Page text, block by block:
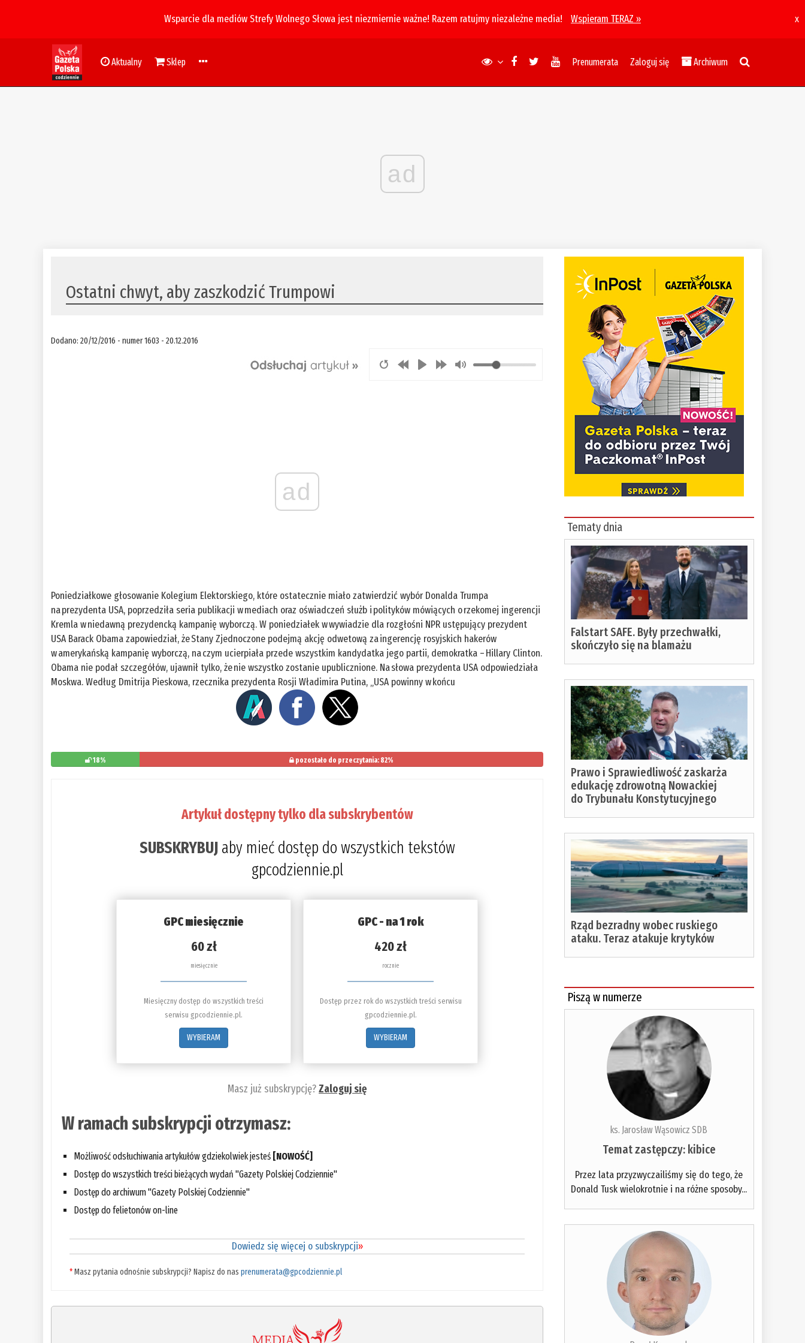
Wsparcie dla mediów Strefy Wolnego Słowa jest niezmiernie ważne! Razem ratujmy niezależne media! Wspieram TERAZ » x
Aktualny Sklep Prenumerata Zaloguj się Archiwum
ad
Ostatni chwyt, aby zaszkodzić Trumpowi
Dodano: 20/12/2016 - numer 1603 - 20.12.2016
ad
Poniedziałkowe głosowanie Kolegium Elektorskiego, które ostatecznie miało zatwierdzić wybór Donalda Trumpa
na prezydenta USA, poprzedziła seria publikacji w mediach oraz oświadczeń służb i polityków mówiących o rzekomej ingerencji
Kremla w niedawną prezydencką kampanię wyborczą. W poniedziałek w wywiadzie dla rozgłośni NPR ustępujący prezydent
USA Barack Obama zapowiedział, że Stany Zjednoczone podejmą akcję odwetową za ingerencję rosyjskich hakerów
w amerykańską kampanię wyborczą, na czym ucierpiała przede wszystkim kandydatka jego partii, demokratka – Hillary Clinton.
Obama nie podał szczegółów, ujawnił tylko, że nie wszystko zostanie upublicznione. Na słowa prezydenta USA odpowiedziała
Moskwa. Według Dmitrija Pieskowa, rzecznika prezydenta Rosji Władimira Putina, „USA powinny w końcu
18% pozostało do przeczytania: 82%
Artykuł dostępny tylko dla subskrybentów
SUBSKRYBUJaby mieć dostęp do wszystkich tekstów
gpcodziennie.pl
GPC miesięcznie
60 zł
miesięcznie
Miesięczny dostęp do wszystkich treści
serwisu gpcodziennie.pl.
WYBIERAM
GPC - na 1 rok
420 zł
rocznie
Dostęp przez rok do wszystkich treści serwisu
gpcodziennie.pl.
WYBIERAM
Masz już subskrypcję?Zaloguj się
W ramach subskrypcji otrzymasz:
Możliwość odsłuchiwania artykułów gdziekolwiek jesteś [NOWOŚĆ]
Dostęp do wszystkich treści bieżących wydań "Gazety Polskiej Codziennie"
Dostęp do archiwum "Gazety Polskiej Codziennie"
Dostęp do felietonów on-line
Dowiedz się więcej o subskrypcji»
*Masz pytania odnośnie subskrypcji? Napisz do nasprenumerata@gpcodziennie.pl
Tematy dnia
Falstart SAFE. Były przechwałki,
skończyło się na blamażu
Prawo i Sprawiedliwość zaskarża
edukację zdrowotną Nowackiej
do Trybunału Konstytucyjnego
Rząd bezradny wobec ruskiego
ataku. Teraz atakuje krytyków
Piszą w numerze
ks. Jarosław Wąsowicz SDB
Temat zastępczy: kibice
Przez lata przyzwyczailiśmy się do tego, że
Donald Tusk wielokrotnie i na różne sposoby...